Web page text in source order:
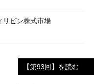
リピン株式市場
【第93回】を読む